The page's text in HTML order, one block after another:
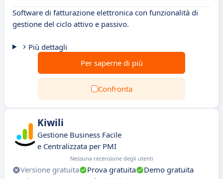
Software di fatturazione elettronica con funzionalità di
gestione del ciclo attivo e passivo.
Più dettagli
Per saperne di più
Confronta
Kiwili
Gestione Business Facile
e Centralizzata per PMI
Nessuna recensione degli utenti
Versione gratuita Prova gratuita
Demo gratuita